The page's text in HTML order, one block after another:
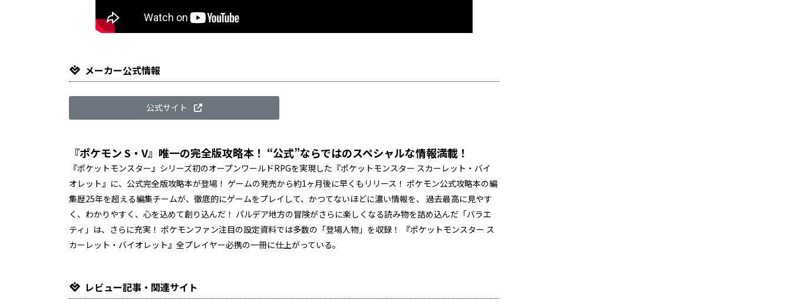
メーカー公式情報
公式サイト
『ポケモン S・V』唯一の完全版攻略本！ “公式”ならではのスペシャルな情報満載！
『ポケットモンスター』シリーズ初のオープンワールドRPGを実現した『ポケットモンスター スカーレット・バイ
オレット』に、公式完全版攻略本が登場！ ゲームの発売から約1ヶ月後に早くもリリース！ ポケモン公式攻略本の編
集歴25年を超える編集チームが、徹底的にゲームをプレイして、かつてないほどに濃い情報を、 過去最高に見やす
く、わかりやすく、心を込めて創り込んだ！ パルデア地方の冒険がさらに楽しくなる読み物を詰め込んだ「バラエ
ティ」は、さらに充実！ ポケモンファン注目の設定資料では多数の「登場人物」を収録！ 『ポケットモンスター ス
カーレット・バイオレット』全プレイヤー必携の一冊に仕上がっている。
レビュー記事・関連サイト